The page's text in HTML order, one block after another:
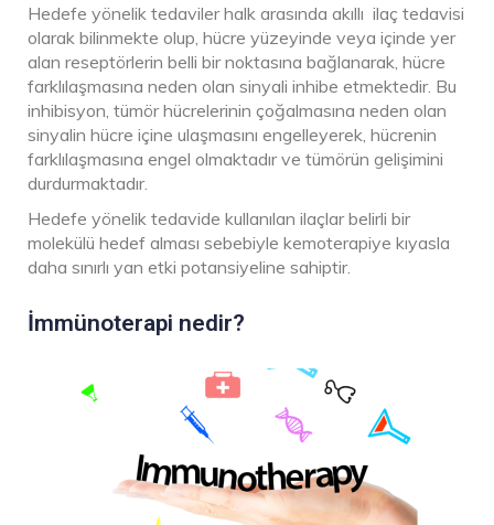
Hedefe yönelik tedaviler halk arasında akıllı ilaç tedavisi
olarak bilinmekte olup, hücre yüzeyinde veya içinde yer
alan reseptörlerin belli bir noktasına bağlanarak, hücre
farklılaşmasına neden olan sinyali inhibe etmektedir. Bu
inhibisyon, tümör hücrelerinin çoğalmasına neden olan
sinyalin hücre içine ulaşmasını engelleyerek, hücrenin
farklılaşmasına engel olmaktadır ve tümörün gelişimini
durdurmaktadır.
Hedefe yönelik tedavide kullanılan ilaçlar belirli bir
molekülü hedef alması sebebiyle kemoterapiye kıyasla
daha sınırlı yan etki potansiyeline sahiptir.
İmmünoterapi nedir?